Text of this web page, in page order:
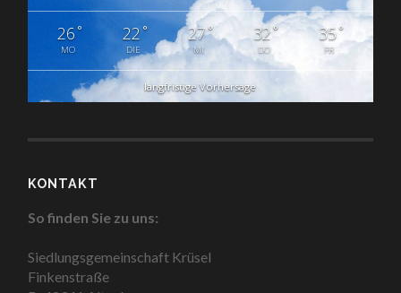
26°
MO
22 °
DIE
27°
MI
32°
DO
35°
FR
langfristige Vorhersage
KONTAKT
So finden Sie zu uns:
Siedlungsgemeinschaft Krüsel
Finkenstraße